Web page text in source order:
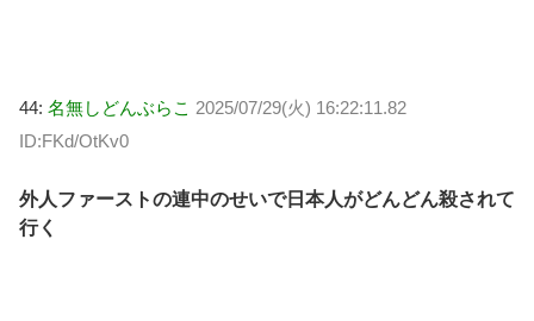
44: 名無しどんぶらこ 2025/07/29(火) 16:22:11.82
ID:FKd/OtKv0
外人ファーストの連中のせいで日本人がどんどん殺されて
行く